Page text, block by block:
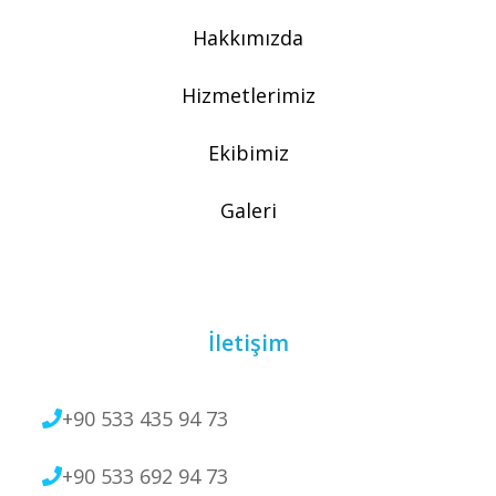
Hakkımızda
Hizmetlerimiz
Ekibimiz
Galeri
İletişim
+90 533 435 94 73
+90 533 692 94 73